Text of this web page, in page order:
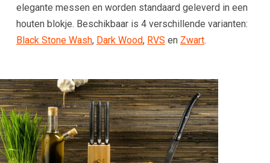
elegante messen en worden standaard geleverd in een
houten blokje. Beschikbaar is 4 verschillende varianten:
Black Stone Wash, Dark Wood, RVS en Zwart.